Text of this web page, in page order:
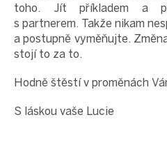
toho. Jít příkladem a
s partnerem. Takže nikam
a postupně vyměňujte.
stojí to za to.
Hodně štěstí v proměnách
S láskou vaše Lucie